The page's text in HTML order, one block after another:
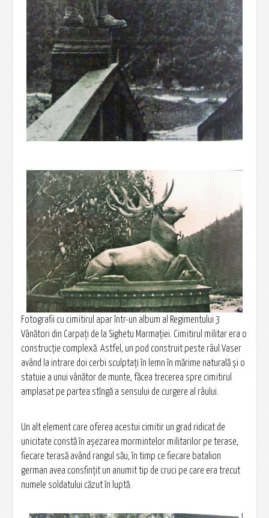
Fotografii cu cimitirul apar într-un album al Regimentului 3
Vânători din Carpaţi de la Sighetu Marmaţiei. Cimitirul militar era o
construcţie complexă. Astfel, un pod construit peste râul Vaser
având la intrare doi cerbi sculptaţi în lemn în mărime naturală şi o
statuie a unui vânător de munte, făcea trecerea spre cimitirul
amplasat pe partea stîngă a sensului de curgere al râului.
Un alt element care oferea acestui cimitir un grad ridicat de
unicitate constă în aşezarea mormintelor militarilor pe terase,
fiecare terasă având rangul său, în timp ce fiecare batalion
german avea consfinţit un anumit tip de cruci pe care era trecut
numele soldatului căzut în luptă.